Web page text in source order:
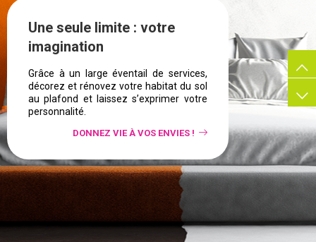
Une seule limite : votre
imagination
Grâce à un large éventail de services,
décorez et rénovez votre habitat du sol
au plafond et laissez s’exprimer votre
personnalité.
DONNEZ VIE À VOS ENVIES !